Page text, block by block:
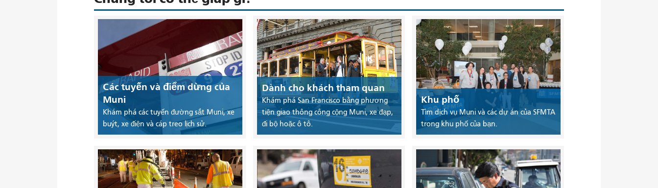
Các tuyến và điểm dừng của
Muni
Khám phá các tuyến đường sắt Muni, xe
buýt, xe điện và cáp treo lịch sử.
Dành cho khách tham quan
Khám phá San Francisco bằng phương
tiện giao thông công cộng Muni, xe đạp,
đi bộ hoặc ô tô.
Khu phố
Tìm dịch vụ Muni và các dự án của SFMTA
trong khu phố của bạn.